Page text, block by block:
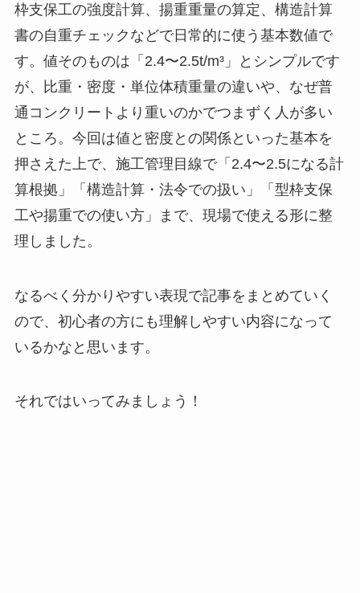
枠支保工の強度計算、揚重重量の算定、構造計算
書の自重チェックなどで日常的に使う基本数値で
す。値そのものは「2.4〜2.5t/m³」とシンプルです
が、比重・密度・単位体積重量の違いや、なぜ普
通コンクリートより重いのかでつまずく人が多い
ところ。今回は値と密度との関係といった基本を
押さえた上で、施工管理目線で「2.4〜2.5になる計
算根拠」「構造計算・法令での扱い」「型枠支保
工や揚重での使い方」まで、現場で使える形に整
理しました。
なるべく分かりやすい表現で記事をまとめていく
ので、初心者の方にも理解しやすい内容になって
いるかなと思います。
それではいってみましょう！